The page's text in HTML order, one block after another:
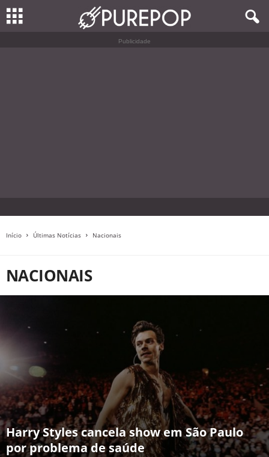
Publicidade
Início Últimas Notícias Nacionais
NACIONAIS
Harry Styles cancela show em São Paulo
por problema de saúde